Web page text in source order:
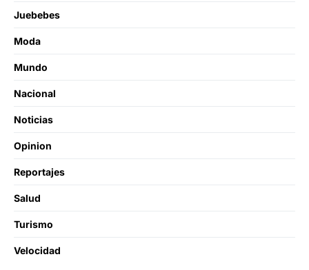
Juebebes
Moda
Mundo
Nacional
Noticias
Opinion
Reportajes
Salud
Turismo
Velocidad